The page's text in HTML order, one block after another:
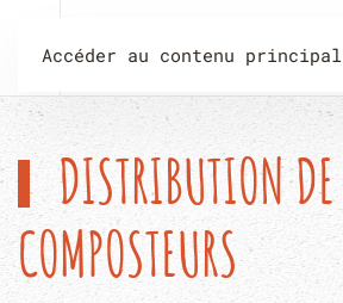
Accéder au contenu principal
DISTRIBUTION DE
COMPOSTEURS